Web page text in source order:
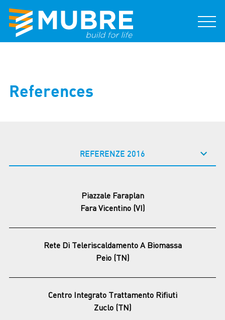
References
REFERENZE 2016
Piazzale Faraplan
Fara Vicentino (VI)
Rete Di Teleriscaldamento A Biomassa
Peio (TN)
Centro Integrato Trattamento Rifiuti
Zuclo (TN)